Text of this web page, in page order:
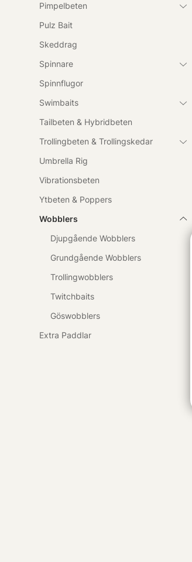
Pimpelbeten
Pulz Bait
Skeddrag
Spinnare
Spinnflugor
Swimbaits
Tailbeten & Hybridbeten
Trollingbeten & Trollingskedar
Umbrella Rig
Vibrationsbeten
Ytbeten & Poppers
Wobblers
Djupgående Wobblers
Grundgående Wobblers
Trollingwobblers
Twitchbaits
Göswobblers
Extra Paddlar